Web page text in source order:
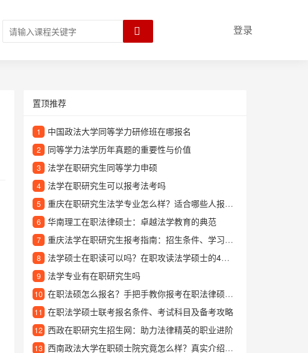
登录
置顶推荐
1 中国政法大学同等学力研修班在哪报名
2 同等学力法学历年真题的重要性与价值
3 法学在职研究生同等学力申硕
4 法学在职研究生可以报考法考吗
5 重庆在职研究生法学专业怎么样？适合哪些人报考？
6 华南理工在职法律硕士：卓越法学教育的典范
7 重庆法学在职研究生报考指南：招生条件、学习方式和就业前景解析
8 法学硕士在职读可以吗？在职攻读法学硕士的4大优势解析
9 法学专业有在职研究生吗
10 在职法硕怎么报名？手把手教你报考在职法律硕士的完整流程
11 在职法学硕士联考报名条件、考试科目及备考攻略
12 西政在职研究生招生网：助力法律精英的职业进阶
13 西南政法大学在职硕士院究竟怎么样？真实介绍与学习体验分享